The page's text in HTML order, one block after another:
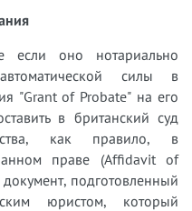
если оно нотариально
силы в
"Grant of Probate" на его
в британский суд
как правило, в
праве (Affidavit of
подготовленный
юристом, который